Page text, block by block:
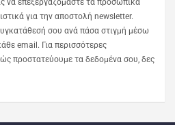
να επεξεργαζόμαστε τα προσωπικά
για την αποστολή newsletter.
σου ανά πάσα στιγμή μέσω
email. Για περισσότερες
προστατεύουμε τα δεδομένα σου, δες